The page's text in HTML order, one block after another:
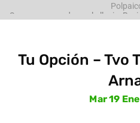
Tu Opción – Tvo
Mar 19